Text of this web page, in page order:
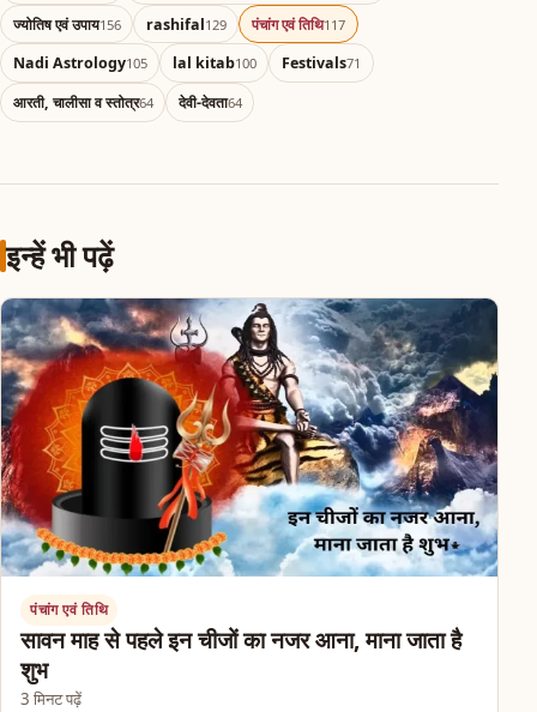
ज्योतिष एवं उपाय156 rashifal129 पंचांग एवं तिथि117
Nadi Astrology105 lal kitab100 Festivals71
आरती, चालीसा व स्तोत्र64 देवी-देवता64
इन्हें भी पढ़ें
पंचांग एवं तिथि
सावन माह से पहले इन चीजों का नजर आना, माना जाता है
शुभ
3 मिनट पढ़ें